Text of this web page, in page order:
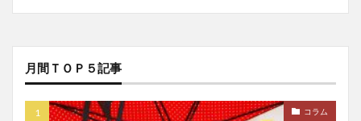
月間ＴＯＰ５記事
コラム